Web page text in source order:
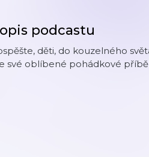
podcastu
děti, do kouzelného
své oblíbené pohádkové